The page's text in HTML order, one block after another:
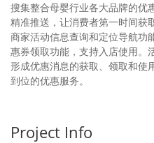
搜集整合母婴行业各大品牌的优
精准推送，让消费者第一时间获
商家活动信息查询和定位导航功
惠券领取功能，支持入店使用。
形成优惠消息的获取、领取和使
到位的优惠服务。
Project Info